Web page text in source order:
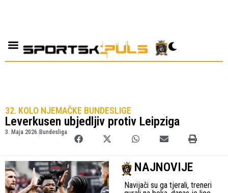
32. KOLO NJEMAČKE BUNDESLIGE
Leverkusen ubjedljiv protiv Leipziga
3. Maja 2026. Bundesliga
NAJNOVIJE
Navijači su ga tjerali, treneri